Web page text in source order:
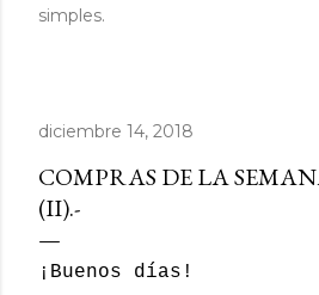
simples.
diciembre 14, 2018
COMPRAS DE LA
(II).-
¡Buenos días!